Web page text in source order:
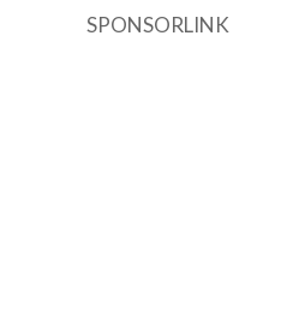
SPONSORLINK